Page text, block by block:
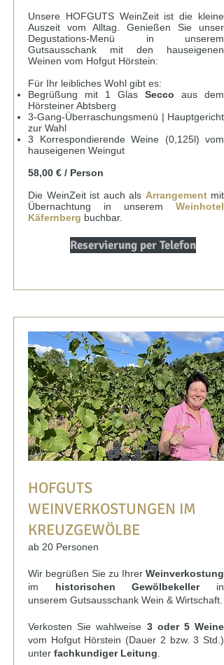
Unsere HOFGUTS WeinZeit ist die kleine
Auszeit vom Alltag. Genießen Sie unser
Degustations-Menü in unserem
Gutsausschank mit den hauseigenen
Weinen vom Hofgut Hörstein:
Für Ihr leibliches Wohl gibt es:
Begrüßung mit 1 Glas Secco aus dem
Hörsteiner Abtsberg
3-Gang-Überraschungsmenü | Hauptgericht
zur Wahl
3 Korrespondierende Weine (0,125l) vom
hauseigenen Weingut
58,00 € / Person
Die WeinZeit ist auch als Arrangement mit
Übernachtung in unserem Weinhotel
Käfernberg buchbar.
Reservierung per Telefon
HOFGUTS
WEINVERKOSTUNGEN IM
KREUZGEWÖLBE
ab 20 Personen
Wir begrüßen Sie zu Ihrer Weinverkostung
im historischen Gewölbekellerin
unserem Gutsausschank Wein & Wirtschaft.
Verkosten Sie wahlweise 3 oder 5 Weine
vom Hofgut Hörstein (Dauer 2 bzw. 3 Std.)
unter fachkundiger Leitung